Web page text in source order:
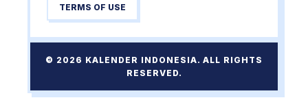
TERMS OF USE
© 2026 KALENDER INDONESIA. ALL RIGHTS
RESERVED.